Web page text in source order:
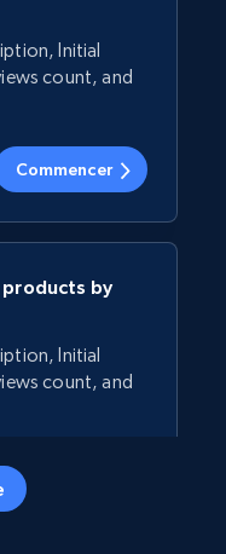
Initial
count, and
Commencer
by
Initial
count, and
Commencer